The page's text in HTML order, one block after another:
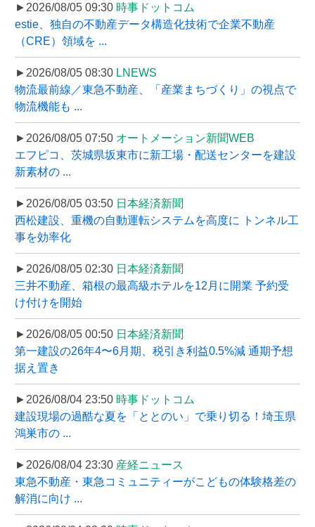
►2026/08/05 09:30 時事ドットコム
estie、独自の不動産データ構造化技術で企業不動産
（CRE）領域を ...
►2026/08/05 08:30 LNEWS
物流最前線／東急不動産、「産業まちづくり」の視点で
物流機能も ...
►2026/08/05 07:50 オートメーション新聞WEB
エフピコ、茨城県坂東市に新工場・配送センターを建設
新素材の ...
►2026/08/05 03:50 日本経済新聞
西松建設、重機の自動運転システムを高度に トンネル工
事を効率化
►2026/08/05 02:30 日本経済新聞
三井不動産、箱根の最高級ホテルを12月に開業 予約受
け付けを開始
►2026/08/05 00:50 日本経済新聞
第一建設の26年4〜6月期、税引き利益0.5%減 通期予想
据え置き
►2026/08/04 23:50 時事ドットコム
建設現場の過酷な夏を「ととのい」で乗り切る！埼玉県
鴻巣市の ...
►2026/08/04 23:30 産経ニュース
東急不動産・東急コミュニティーがこどもの体験格差の
解消に向け ...